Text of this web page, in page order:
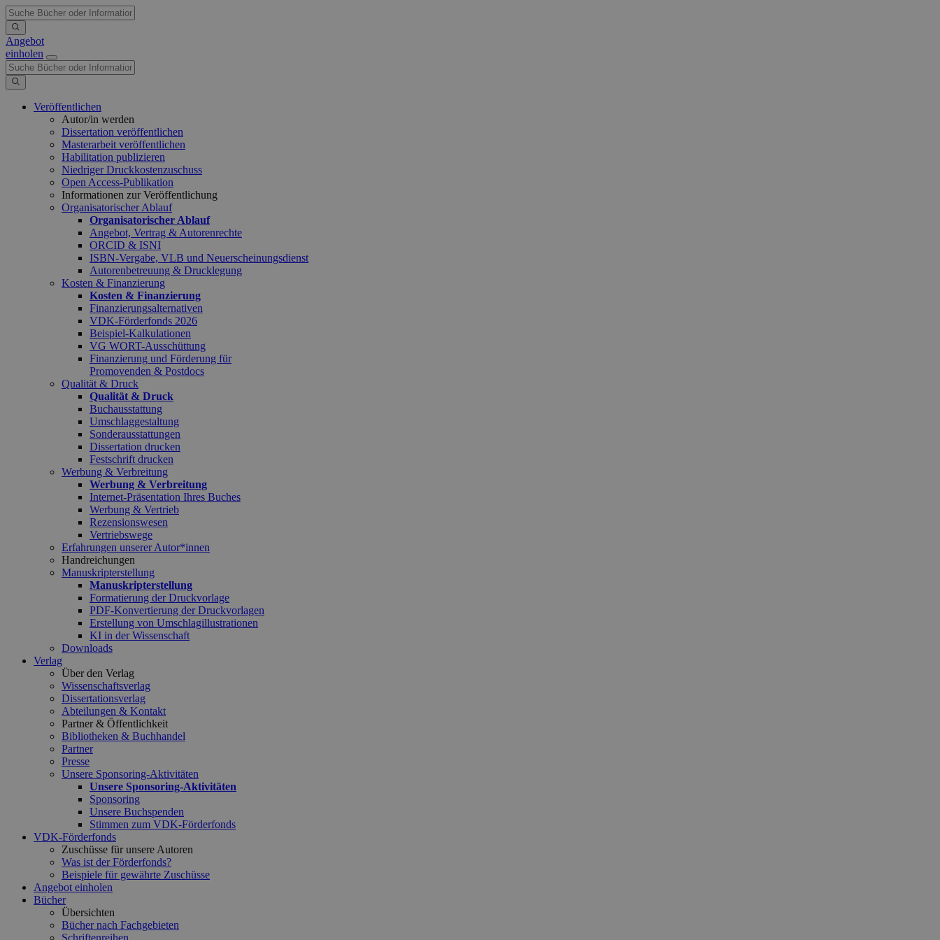
Angebot
einholen
Veröffentlichen
Autor/in werden
Dissertation veröffentlichen
Masterarbeit veröffentlichen
Habilitation publizieren
Niedriger Druckkostenzuschuss
Open Access-Publikation
Informationen zur Veröffentlichung
Organisatorischer Ablauf
Organisatorischer Ablauf
Angebot, Vertrag & Autorenrechte
ORCID & ISNI
ISBN-Vergabe, VLB und Neuerscheinungsdienst
Autorenbetreuung & Drucklegung
Kosten & Finanzierung
Kosten & Finanzierung
Finanzierungsalternativen
VDK-Förderfonds 2026
Beispiel-Kalkulationen
VG WORT-Ausschüttung
Finanzierung und Förderung für
Promovenden & Postdocs
Qualität & Druck
Qualität & Druck
Buchausstattung
Umschlaggestaltung
Sonderausstattungen
Dissertation drucken
Festschrift drucken
Werbung & Verbreitung
Werbung & Verbreitung
Internet-Präsentation Ihres Buches
Werbung & Vertrieb
Rezensionswesen
Vertriebswege
Erfahrungen unserer Autor*innen
Handreichungen
Manuskripterstellung
Manuskripterstellung
Formatierung der Druckvorlage
PDF-Konvertierung der Druckvorlagen
Erstellung von Umschlagillustrationen
KI in der Wissenschaft
Downloads
Verlag
Über den Verlag
Wissenschaftsverlag
Dissertationsverlag
Abteilungen & Kontakt
Partner & Öffentlichkeit
Bibliotheken & Buchhandel
Partner
Presse
Unsere Sponsoring-Aktivitäten
Unsere Sponsoring-Aktivitäten
Sponsoring
Unsere Buchspenden
Stimmen zum VDK-Förderfonds
VDK-Förderfonds
Zuschüsse für unsere Autoren
Was ist der Förderfonds?
Beispiele für gewährte Zuschüsse
Angebot einholen
Bücher
Übersichten
Bücher nach Fachgebieten
Schriftenreihen